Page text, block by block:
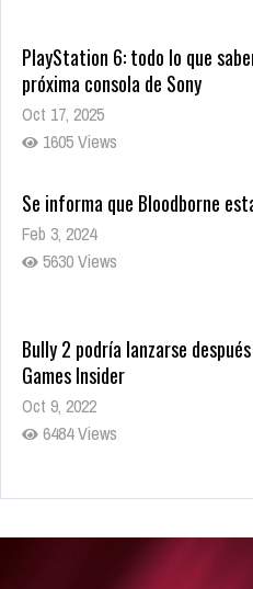
PlayStation 6: todo lo que
próxima consola de Sony
Oct 17, 2025
1605 Views
Se informa que Bloodborne
Feb 3, 2024
5630 Views
Bully 2 podría lanzarse
Games Insider
Oct 9, 2022
6484 Views
Rumor: Se filtran los primeros